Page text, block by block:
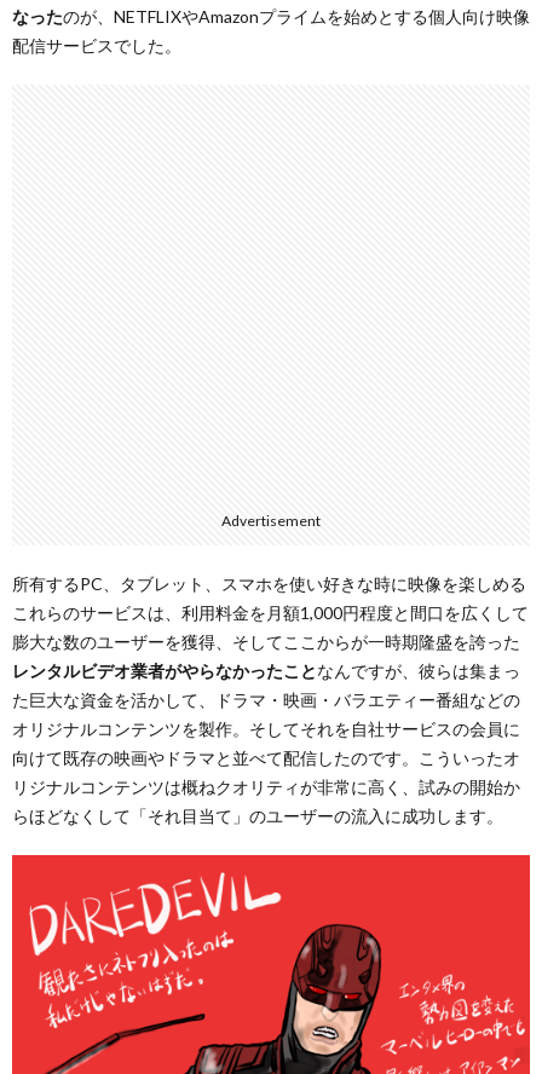
なったのが、NETFLIXやAmazonプライムを始めとする個人向け映像
配信サービスでした。
Advertisement
所有するPC、タブレット、スマホを使い好きな時に映像を楽しめる
これらのサービスは、利用料金を月額1,000円程度と間口を広くして
膨大な数のユーザーを獲得、そしてここからが一時期隆盛を誇った
レンタルビデオ業者がやらなかったことなんですが、彼らは集まっ
た巨大な資金を活かして、ドラマ・映画・バラエティー番組などの
オリジナルコンテンツを製作。そしてそれを自社サービスの会員に
向けて既存の映画やドラマと並べて配信したのです。こういったオ
リジナルコンテンツは概ねクオリティが非常に高く、試みの開始か
らほどなくして「それ目当て」のユーザーの流入に成功します。